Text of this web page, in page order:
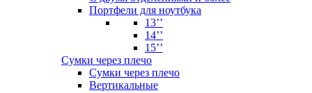
Портфели для ноутбука
13’’
14’’
15’’
Сумки через плечо
Сумки через плечо
Вертикальные